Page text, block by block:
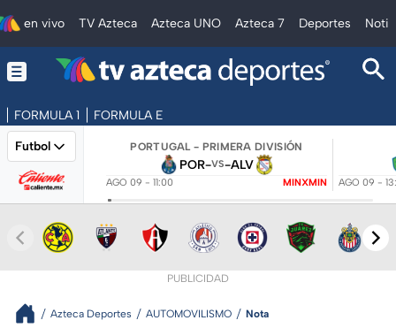
en vivo TV Azteca Azteca UNO Azteca 7 Deportes
FORMULA 1 FORMULA E
Futbol PORTUGAL - PRIMERA DIVISIÓN
POR-VS-ALV
AGO 09 - 11:00 MINXMIN AGO 09 -
PUBLICIDAD
Azteca Deportes AUTOMOVILISMO Nota